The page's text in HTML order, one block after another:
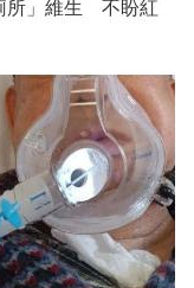
所」維生 不盼紅